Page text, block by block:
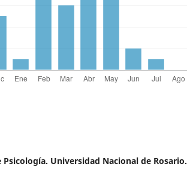
Psicología. Universidad Nacional de Rosario.